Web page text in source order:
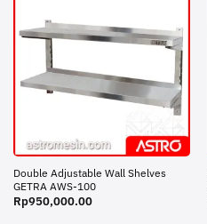
Double Adjustable Wall Shelves
GETRA AWS-100
Rp950,000.00